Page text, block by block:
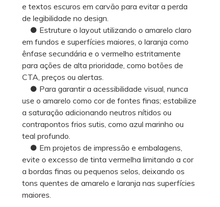
e textos escuros em carvão para evitar a perda
de legibilidade no design.
● Estruture o layout utilizando o amarelo claro
em fundos e superfícies maiores, o laranja como
ênfase secundária e o vermelho estritamente
para ações de alta prioridade, como botões de
CTA, preços ou alertas.
● Para garantir a acessibilidade visual, nunca
use o amarelo como cor de fontes finas; estabilize
a saturação adicionando neutros nítidos ou
contrapontos frios sutis, como azul marinho ou
teal profundo.
● Em projetos de impressão e embalagens,
evite o excesso de tinta vermelha limitando a cor
a bordas finas ou pequenos selos, deixando os
tons quentes de amarelo e laranja nas superfícies
maiores.